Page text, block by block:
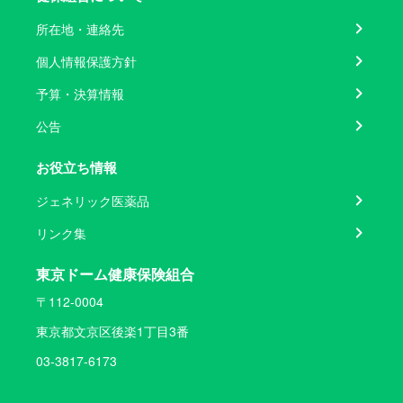
所在地・連絡先
個人情報保護方針
予算・決算情報
公告
お役立ち情報
ジェネリック医薬品
リンク集
東京ドーム健康保険組合
〒112-0004
東京都文京区後楽1丁目3番
03-3817-6173